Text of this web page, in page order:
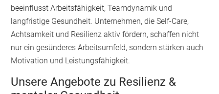
beeinflusst Arbeitsfähigkeit, Teamdynamik und
langfristige Gesundheit. Unternehmen, die Self-Care,
Achtsamkeit und Resilienz aktiv fördern, schaffen nicht
nur ein gesünderes Arbeitsumfeld, sondern stärken auch
Motivation und Leistungsfähigkeit.
Unsere Angebote zu Resilienz &